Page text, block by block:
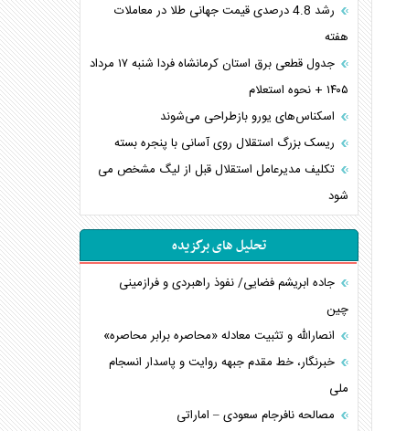
رشد 4.8 درصدی قیمت جهانی طلا در معاملات
هفته
جدول قطعی برق استان کرمانشاه فردا شنبه ۱۷ مرداد
۱۴۰۵ + نحوه استعلام
اسکناس‌های یورو بازطراحی می‌شوند
ریسک بزرگ استقلال روی آسانی با پنجره بسته
تکلیف مدیرعامل استقلال قبل از لیگ مشخص می
شود
تحلیل های برگزیده
جاده ابریشم فضایی/ نفوذ راهبردی و فرازمینی
چین
انصارالله و تثبیت معادله «محاصره برابر محاصره»
خبرنگار، خط مقدم جبهه روایت و پاسدار انسجام
ملی
مصالحه نافرجام سعودی – اماراتی